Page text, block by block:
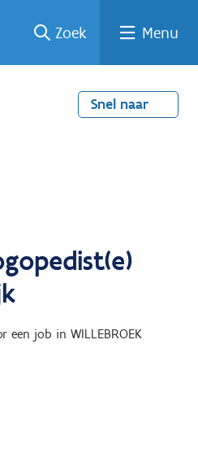
Zoek Menu
Snel naar
een job in WILLEBROEK